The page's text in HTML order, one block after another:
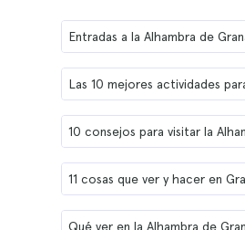
Entradas a la Alhambra de
Las 10 mejores actividades
10 consejos para visitar la
11 cosas que ver y hacer en
Qué ver en la Alhambra de